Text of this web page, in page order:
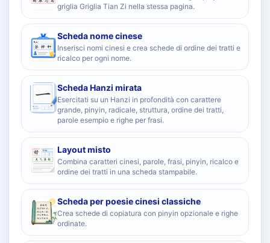
griglia Griglia Tian Zi nella stessa pagina.
Scheda nome cinese
Inserisci nomi cinesi e crea schede di ordine dei tratti e
ricalco per ogni nome.
Scheda Hanzi mirata
Esercitati su un Hanzi in profondità con carattere
grande, pinyin, radicale, struttura, ordine dei tratti,
parole esempio e righe per frasi.
Layout misto
Combina caratteri cinesi, parole, frasi, pinyin, ricalco e
ordine dei tratti in una scheda stampabile.
Scheda per poesie cinesi classiche
Crea schede di copiatura con pinyin opzionale e righe
ordinate.